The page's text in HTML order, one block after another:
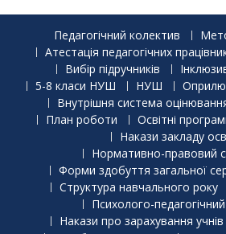
Педагогічний колектив
Атестація педагогічних
Вибір підручників
5-8 класи НУШ
НУШ
Внутрішня система
План роботи
Освітні
Накази закладу
Нормативно-правовий
Форми здобуття загальної
Структура навчального року
Психолого-
Накази про зарахування учнів